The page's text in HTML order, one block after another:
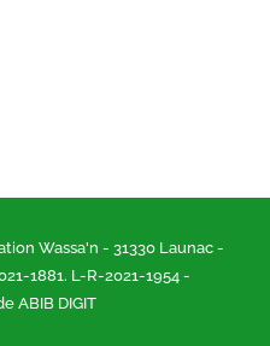
Wassa'n - 31330 Launac -
1881. L-R-2021-1954 -
ABIB DIGIT